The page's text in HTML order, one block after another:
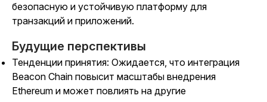
безопасную и устойчивую платформу для
транзакций и приложений.
Будущие перспективы
Тенденции принятия: Ожидается, что интеграция
Beacon Chain повысит масштабы внедрения
Ethereum и может повлиять на другие